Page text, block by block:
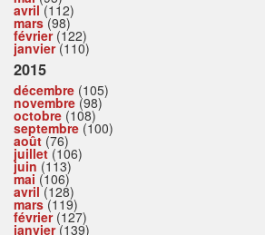
avril(112)
mars(98)
février(122)
janvier(110)
2015
décembre (105)
novembre (98)
octobre (108)
septembre (100)
août (76)
juillet(106)
juin (113)
mai (106)
avril(128)
mars(119)
février(127)
janvier(139)